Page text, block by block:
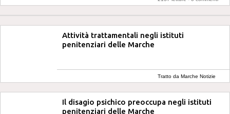
Attività trattamentali negli istituti
penitenziari delle Marche
Tratto da Marche Notizie
Il disagio psichico preoccupa negli istituti
penitenziari delle Marche